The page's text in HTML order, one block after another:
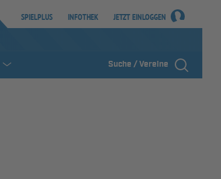
SPIELPLUS INFOTHEK JETZT EINLOGGEN
Suche / Vereine